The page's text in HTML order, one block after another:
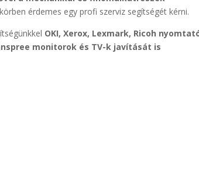
érdemes egy profi szerviz segítségét kérni.
OKI, Xerox, Lexmark, Ricoh
monitorok és TV-k javítását is